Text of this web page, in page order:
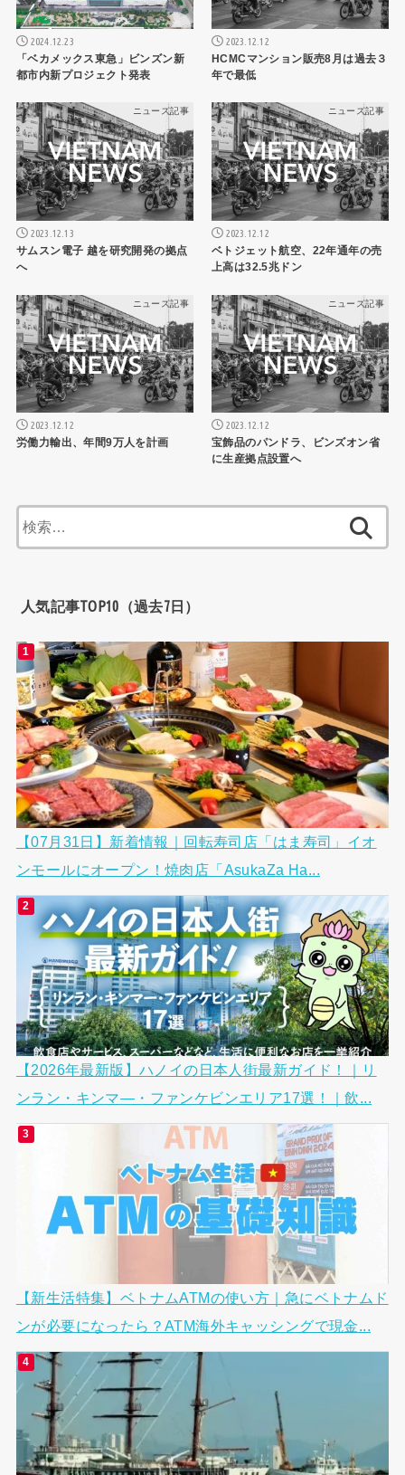
2024.12.23
「ベカメックス東急」ビンズン新
都市内新プロジェクト発表
2023.12.12
HCMCマンション販売8月は過去３
年で最低
ニュース記事
2023.12.13
サムスン電子 越を研究開発の拠点
へ
ニュース記事
2023.12.12
ベトジェット航空、22年通年の売
上高は32.5兆ドン
ニュース記事
2023.12.12
労働力輸出、年間9万人を計画
ニュース記事
2023.12.12
宝飾品のパンドラ、ビンズオン省
に生産拠点設置へ
索:
人気記事TOP10（過去7日）
【07月31日】新着情報｜回転寿司店「はま寿司」イオ
ンモールにオープン！焼肉店「AsukaZa Ha...
【2026年最新版】ハノイの日本人街最新ガイド！｜リ
ンラン・キンマ―・ファンケビンエリア17選！｜飲...
【新生活特集】ベトナムATMの使い方｜急にベトナムド
ンが必要になったら？ATM海外キャッシングで現金...